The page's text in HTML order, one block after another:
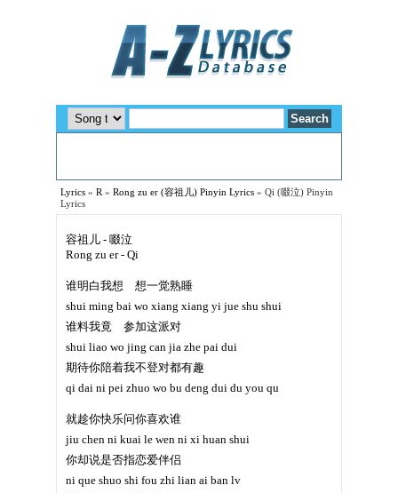
Lyrics » R » Rong zu er (容祖儿) Pinyin Lyrics » Qi (啜泣) Pinyin
Lyrics
容祖儿 - 啜泣
Rong zu er - Qi
谁明白我想 想一觉熟睡
shui ming bai wo xiang xiang yi jue shu shui
谁料我竟 参加这派对
shui liao wo jing can jia zhe pai dui
期待你陪着我不登对都有趣
qi dai ni pei zhuo wo bu deng dui du you qu
就趁你快乐问你喜欢谁
jiu chen ni kuai le wen ni xi huan shui
你却说是否指恋爱伴侣
ni que shuo shi fou zhi lian ai ban lv